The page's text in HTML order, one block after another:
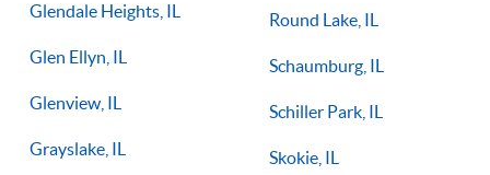
Glendale Heights, IL
Glen Ellyn, IL
Glenview, IL
Grayslake, IL
Round Lake, IL
Schaumburg, IL
Schiller Park, IL
Skokie, IL